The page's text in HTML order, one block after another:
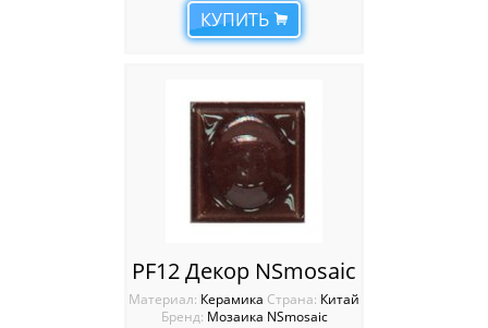
КУПИТЬ
PF12 Декор NSmosaic
Материал: Керамика Cтрана: Китай
Бренд: Мозаика NSmosaic